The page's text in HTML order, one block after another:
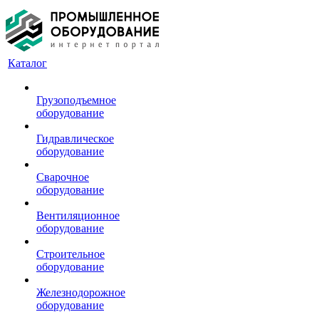
Каталог
Грузоподъемное
оборудование
Гидравлическое
оборудование
Сварочное
оборудование
Вентиляционное
оборудование
Строительное
оборудование
Железнодорожное
оборудование